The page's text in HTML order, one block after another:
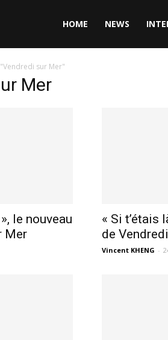
HOME NEWS
sur Mer"
Mer
le nouveau
Mer
« Si t’étais
de
Vincent KHENG -